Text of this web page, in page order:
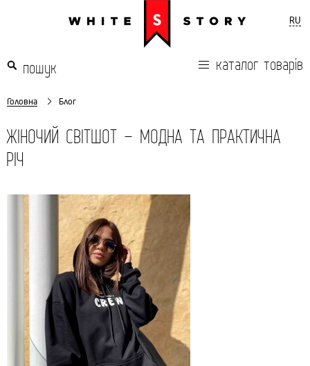
RU
каталог товарів
Головна Блог
ЖІНОЧИЙ СВІТШОТ – МОДНА ТА ПРАКТИЧНА
РІЧ